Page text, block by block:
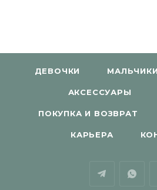
ДЕВОЧКИ МАЛЬЧИКИ
АКСЕССУАРЫ
ПОКУПКА И ВОЗВРАТ
КАРЬЕРА